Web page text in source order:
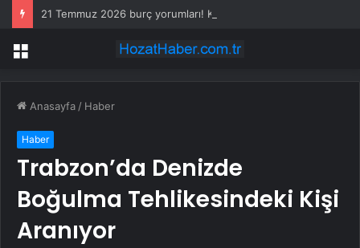
Menü
Anasayfa / Haber
Haber
Trabzon’da Denizde
Boğulma Tehlikesindeki Kişi
Aranıyor